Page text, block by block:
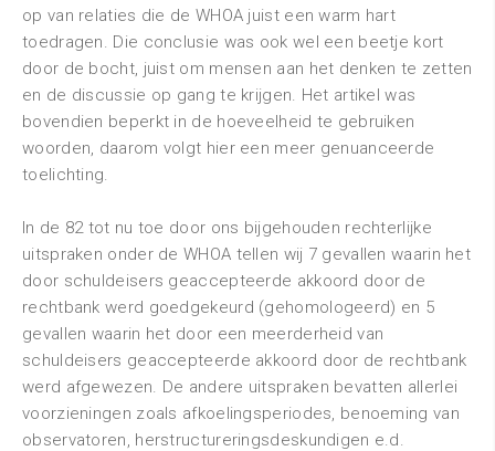
op van relaties die de WHOA juist een warm hart
toedragen. Die conclusie was ook wel een beetje kort
door de bocht, juist om mensen aan het denken te zetten
en de discussie op gang te krijgen. Het artikel was
bovendien beperkt in de hoeveelheid te gebruiken
woorden, daarom volgt hier een meer genuanceerde
toelichting.
In de 82 tot nu toe door ons bijgehouden rechterlijke
uitspraken onder de WHOA tellen wij 7 gevallen waarin het
door schuldeisers geaccepteerde akkoord door de
rechtbank werd goedgekeurd (gehomologeerd) en 5
gevallen waarin het door een meerderheid van
schuldeisers geaccepteerde akkoord door de rechtbank
werd afgewezen. De andere uitspraken bevatten allerlei
voorzieningen zoals afkoelingsperiodes, benoeming van
observatoren, herstructureringsdeskundigen e.d.